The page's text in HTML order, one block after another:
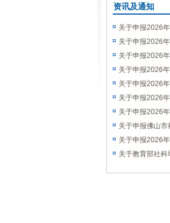
资讯及通知
关于申报2026
学研究专项的通知
关于申报2026
期资助（教育学
关于申报2026
资助（艺术学）
关于申报2026
学成果文库》的
关于申报2026
学社会科学学术
关于申报2026
期资助暨优秀博
学术著作再版项
关于申报2026
新社科”交叉学科
关于申报佛山
课题的通知
关于申报2026
社会科学优秀学
关于教育部社